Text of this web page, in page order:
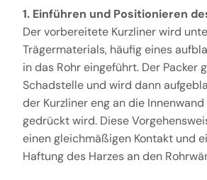
1. Einführen und Positionieren
Der vorbereitete Kurzliner wird
Trägermaterials, häufig eines
in das Rohr eingeführt. Der Packer
Schadstelle und wird dann
der Kurzliner eng an die
gedrückt wird. Diese
einen gleichmäßigen Kontakt und
Haftung des Harzes an den